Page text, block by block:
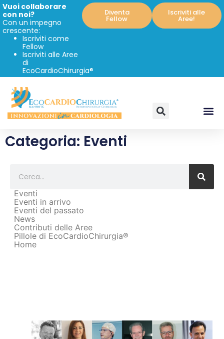
Vuoi collaborare
con noi?
Con un impegno
crescente:
Iscriviti come
Fellow
Iscriviti alle Aree
di
EcoCardioChirurgia®
Diventa
Fellow
Iscriviti alle
Aree!
Categoria: Eventi
Eventi
Eventi in arrivo
Eventi del passato
News
Contributi delle Aree
Pillole di EcoCardioChirurgia®
Home